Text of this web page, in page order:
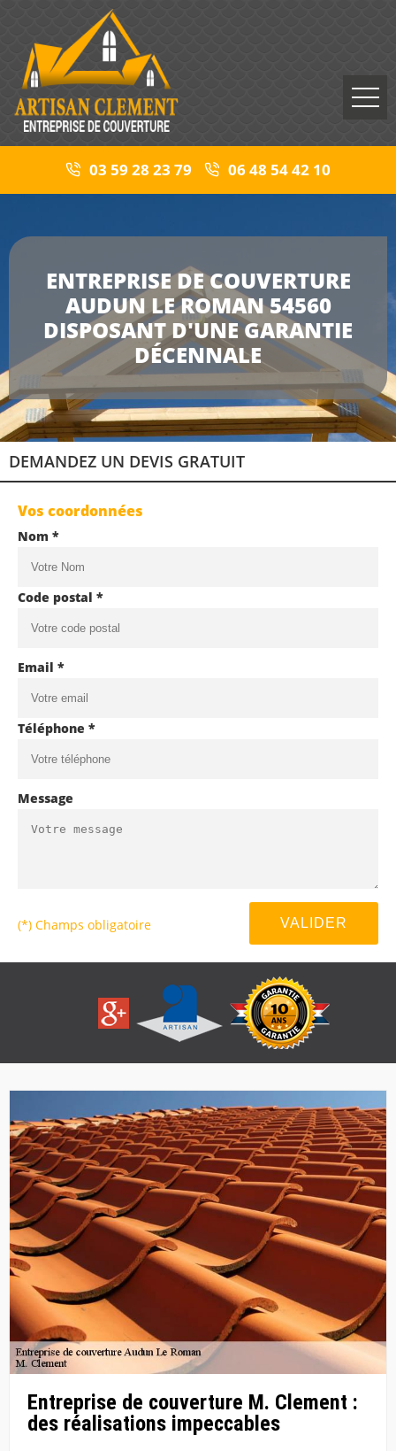
03 59 28 23 79 06 48 54 42 10
ENTREPRISE DE COUVERTURE
AUDUN LE ROMAN 54560
DISPOSANT D'UNE GARANTIE
DÉCENNALE
DEMANDEZ UN DEVIS GRATUIT
Vos coordonnées
Nom *
Code postal *
Email *
Téléphone *
Message
(*) Champs obligatoire
Entreprise de couverture M. Clement :
des réalisations impeccables